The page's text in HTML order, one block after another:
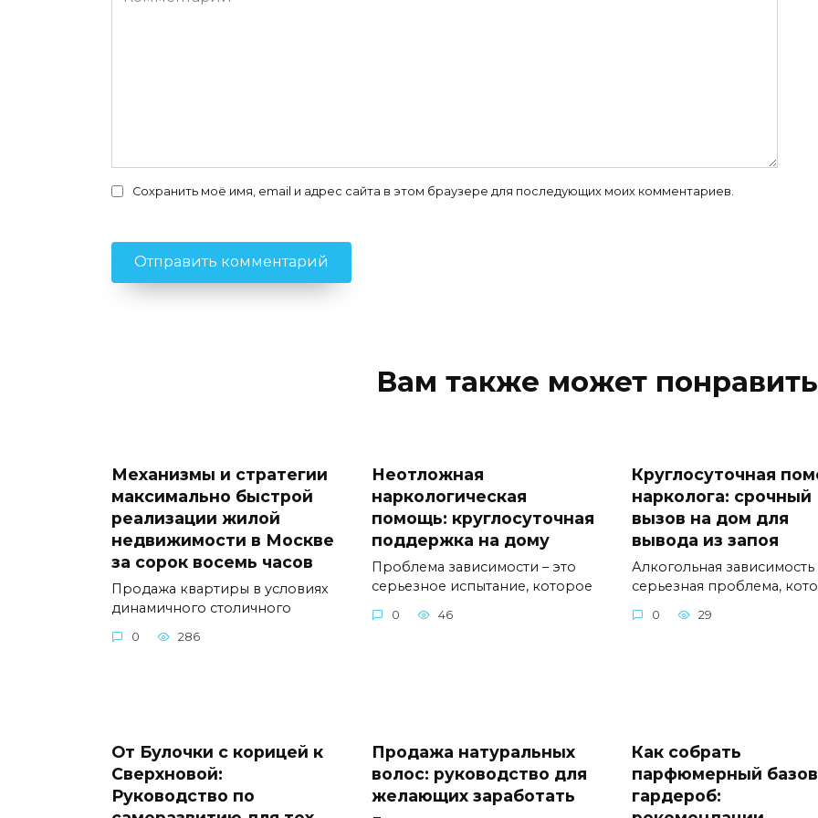
Сохранить моё имя, email и адрес сайта в этом браузере для последующих моих комментариев.
Вам также может
Механизмы и стратегии
максимально быстрой
реализации жилой
недвижимости в Москве
за сорок восемь часов
Продажа квартиры в условиях
динамичного столичного
0 286
Неотложная
наркологическая
помощь: круглосуточная
поддержка на дому
Проблема зависимости – это
серьезное испытание, которое
0 46
Круглосуточная
нарколога: срочный
вызов на дом для
вывода из запоя
Алкогольная зависимость
серьезная проблема,
0 29
От Булочки с корицей к
Сверхновой:
Руководство по
Продажа натуральных
волос: руководство для
желающих заработать
Как собрать
парфюмерный
гардероб: